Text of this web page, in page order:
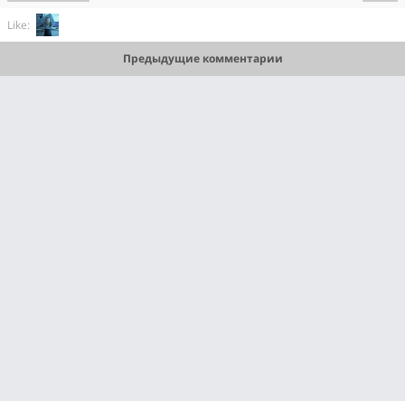
Like:
Предыдущие комментарии